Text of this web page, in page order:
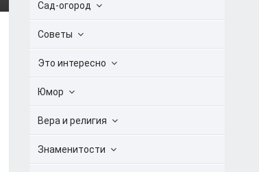
Сад-огород
Советы
Это интересно
Юмор
Вера и религия
Знаменитости